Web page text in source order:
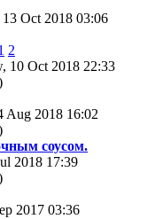
Oct 2018 03:06
2
10 Oct 2018 22:33
Aug 2018 16:02
соусом.
2018 17:39
2017 03:36